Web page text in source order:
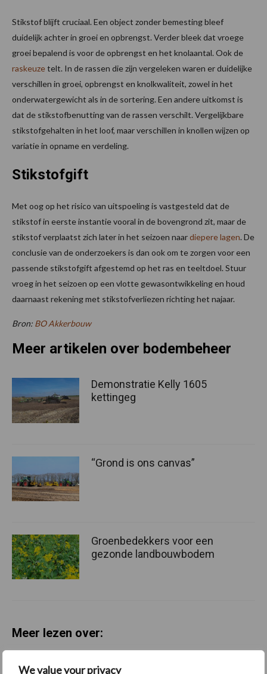
We value your privacy
Stikstof blijft cruciaal. Een object zonder bemesting bleef
duidelijk achter in groei en opbrengst. Verder bleek dat vroege
groei bepalend is voor de opbrengst en het knolaantal. Ook de
raskeuzetelt. In de rassen die zijn vergeleken waren er duidelijke
verschillen in groei, opbrengst en knolkwaliteit, zowel in het
onderwatergewicht als in de sortering. Een andere uitkomst is
dat de stikstofbenutting van de rassen verschilt. Vergelijkbare
stikstofgehalten in het loof, maar verschillen in knollen wijzen op
variatie in opname en verdeling.
Stikstofgift
Met oog op het risico van uitspoeling is vastgesteld dat de
stikstof in eerste instantie vooral in de bovengrond zit, maar de
stikstof verplaatst zich later in het seizoen naardiepere lagen. De
conclusie van de onderzoekers is dan ook om te zorgen voor een
passende stikstofgift afgestemd op het ras en teeltdoel. Stuur
vroeg in het seizoen op een vlotte gewasontwikkeling en houd
daarnaast rekening met stikstofverliezen richting het najaar.
Bron: BO Akkerbouw
Meer artikelen over bodembeheer
Demonstratie Kelly 1605
kettingeg
“Grond is ons canvas”
Groenbedekkers voor een
gezonde landbouwbodem
Meer lezen over:
Maak uw keuze